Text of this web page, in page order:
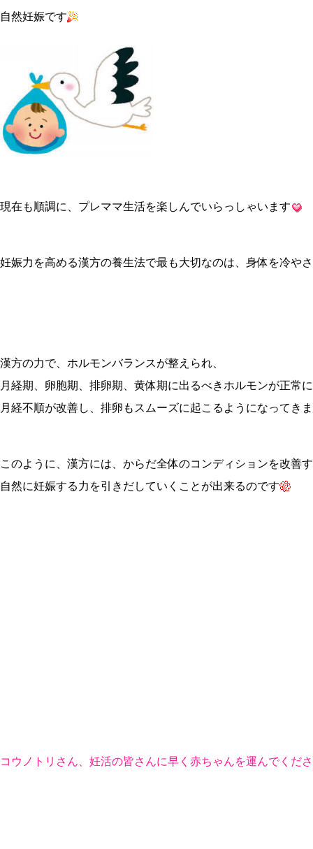
自然妊娠です
現在も順調に、プレママ生活を楽しんでいらっしゃいます
妊娠力を高める漢方の養生法で最も大切なのは、身体を冷や
漢方の力で、ホルモンバランスが整えられ、
月経期、卵胞期、排卵期、黄体期に出るべきホルモンが正常
月経不順が改善し、排卵もスムーズに起こるようになってき
このように、漢方には、からだ全体のコンディションを改善
自然に妊娠する力を引きだしていくことが出来るのです
コウノトリさん、妊活の皆さんに早く赤ちゃんを運んでくだ